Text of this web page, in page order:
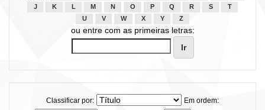
J
K L M N O P Q R S
T
U
V W X Y Z
ou entre com as primeiras letras:
Classificar por:
Em ordem: